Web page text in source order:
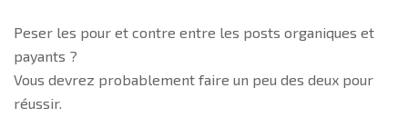
Peser les pour et contre entre les posts organiques et
payants ?
Vous devrez probablement faire un peu des deux pour
réussir.